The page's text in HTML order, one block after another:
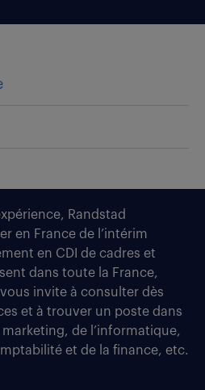
Randstad
en France de l’intérim
en CDI de cadres et
dans toute la France,
invite à consulter dès
et à trouver un poste dans
marketing, de l’informatique,
et de la finance, etc.